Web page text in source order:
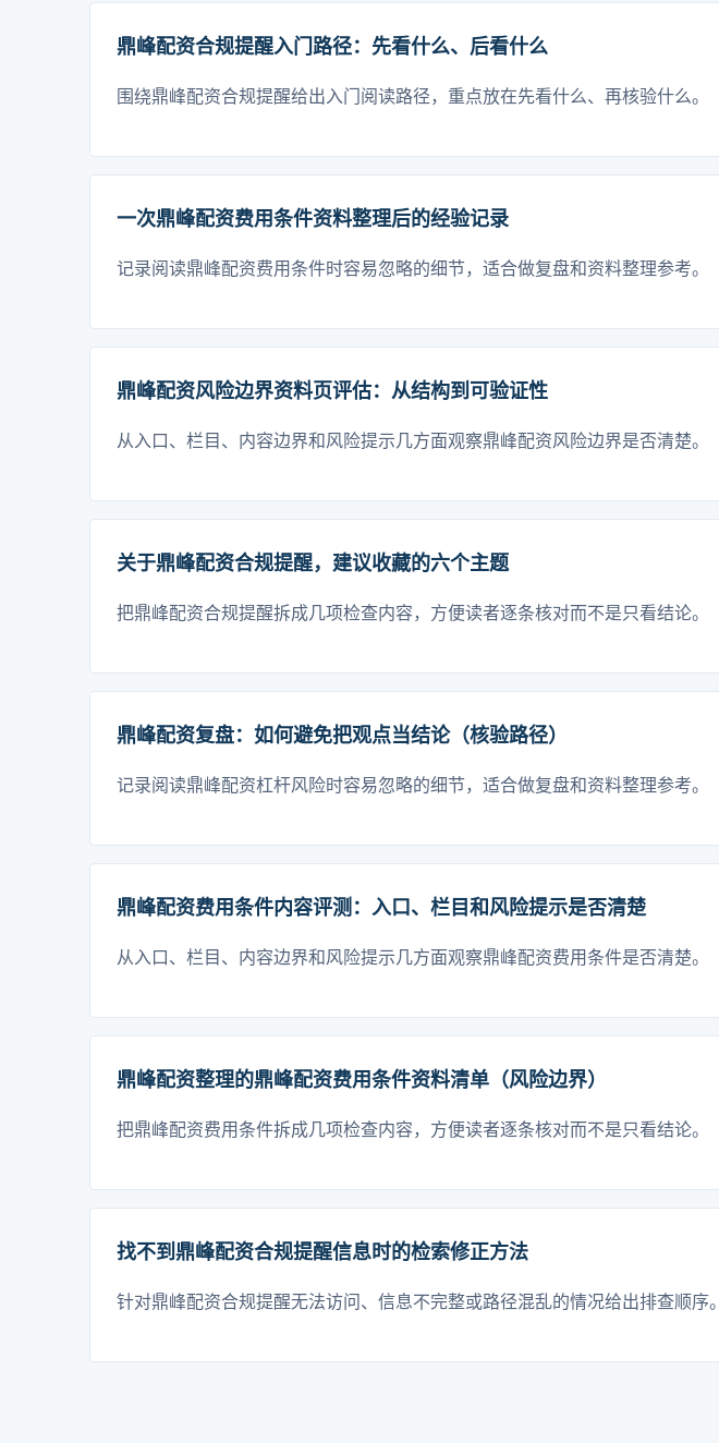
鼎峰配资合规提醒入门路径：先看什么、后看什么
围绕鼎峰配资合规提醒给出入门阅读路径，重点放在先看什么、再核验什么。
一次鼎峰配资费用条件资料整理后的经验记录
记录阅读鼎峰配资费用条件时容易忽略的细节，适合做复盘和资料整理参考。
鼎峰配资风险边界资料页评估：从结构到可验证性
从入口、栏目、内容边界和风险提示几方面观察鼎峰配资风险边界是否清楚。
关于鼎峰配资合规提醒，建议收藏的六个主题
把鼎峰配资合规提醒拆成几项检查内容，方便读者逐条核对而不是只看结论。
鼎峰配资复盘：如何避免把观点当结论（核验路径）
记录阅读鼎峰配资杠杆风险时容易忽略的细节，适合做复盘和资料整理参考。
鼎峰配资费用条件内容评测：入口、栏目和风险提示是否清楚
从入口、栏目、内容边界和风险提示几方面观察鼎峰配资费用条件是否清楚。
鼎峰配资整理的鼎峰配资费用条件资料清单（风险边界）
把鼎峰配资费用条件拆成几项检查内容，方便读者逐条核对而不是只看结论。
找不到鼎峰配资合规提醒信息时的检索修正方法
针对鼎峰配资合规提醒无法访问、信息不完整或路径混乱的情况给出排查顺序。